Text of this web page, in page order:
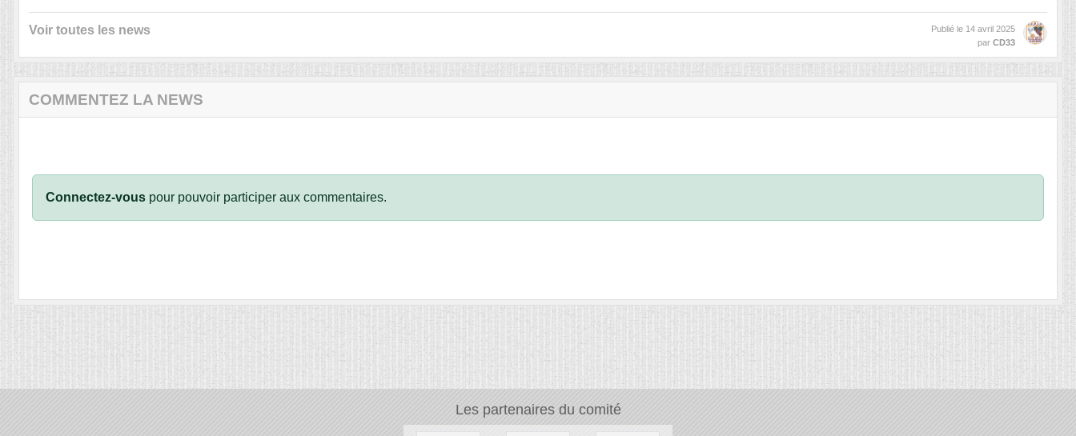
Voir toutes les news Publié le 14 avril 2025
par CD33
COMMENTEZ LA NEWS
Connectez-vous pour pouvoir participer aux commentaires.
Les partenaires du comité